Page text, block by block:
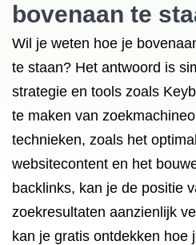
bovenaan te
Wil je weten hoe je
te staan? Het antwoord is
strategie en tools zoals
te maken van
technieken, zoals het
websitecontent en het
backlinks, kan je de positie
zoekresultaten aanzienlijk
kan je gratis ontdekken hoe